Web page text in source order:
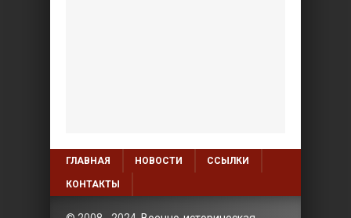
ГЛАВНАЯ НОВОСТИ ССЫЛКИ
КОНТАКТЫ